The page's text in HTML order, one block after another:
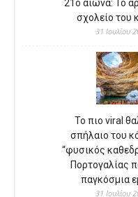
21ο αιώνα: Το
σχολείο του
31 Ιουλίου
Το πιο viral
σπήλαιο του
“φυσικός
Πορτογαλίας
παγκόσμια
31 Ιουλίου